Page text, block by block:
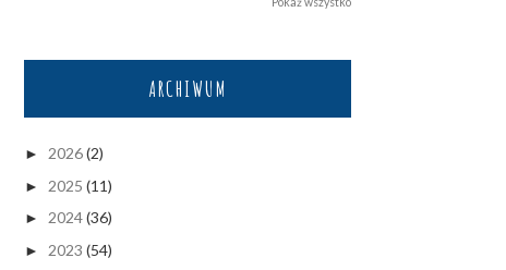
ARCHIWUM
► 2026(2)
► 2025 (11)
► 2024(36)
► 2023 (54)